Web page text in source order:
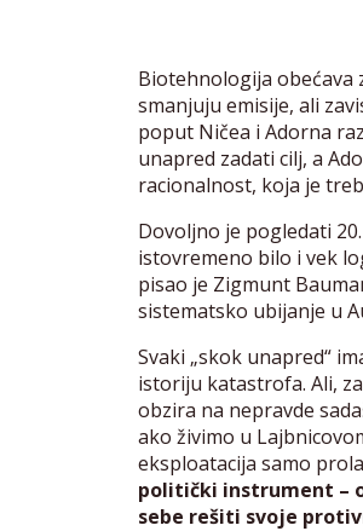
Biotehnologija obećava
smanjuju emisije, ali
poput Ničea i Adorna
unapred zadati cilj, a
racionalnost, koja je
Dovoljno je pogledati
istovremeno bilo i vek
pisao je Zigmunt
sistematsko ubijanje u
Svaki „skok unapred“
istoriju katastrofa. Ali,
obzira na nepravde
ako živimo u
eksploatacija samo
politički instrument –
sebe rešiti svoje